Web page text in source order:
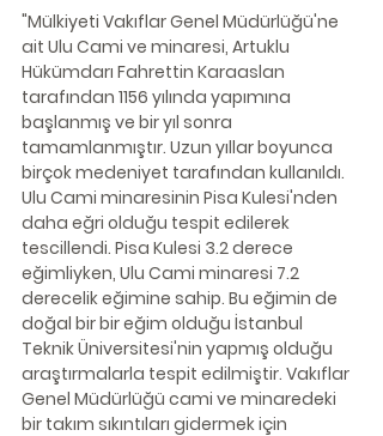
"Mülkiyeti Vakıflar Genel Müdürlüğü'ne
ait Ulu Cami ve minaresi, Artuklu
Hükümdarı Fahrettin Karaaslan
tarafından 1156 yılında yapımına
başlanmış ve bir yıl sonra
tamamlanmıştır. Uzun yıllar boyunca
birçok medeniyet tarafından kullanıldı.
Ulu Cami minaresinin Pisa Kulesi'nden
daha eğri olduğu tespit edilerek
tescillendi. Pisa Kulesi 3.2 derece
eğimliyken, Ulu Cami minaresi 7.2
derecelik eğimine sahip. Bu eğimin de
doğal bir bir eğim olduğu İstanbul
Teknik Üniversitesi'nin yapmış olduğu
araştırmalarla tespit edilmiştir. Vakıflar
Genel Müdürlüğü cami ve minaredeki
bir takım sıkıntıları gidermek için